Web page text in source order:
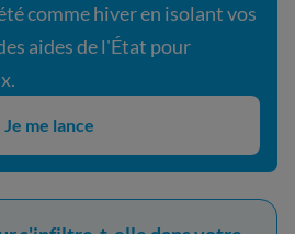
comme hiver en isolant vos
aides de l'État pour
Je me lance